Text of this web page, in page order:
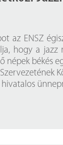
az ENSZ
hogy a
népek békés